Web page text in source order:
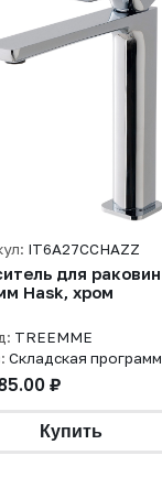
IT6A27CCHAZZ
для
Hask, хром
TREEMME
Складская
₽